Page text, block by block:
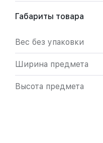
Габариты товара
Вес без упаковки
Ширина предмета
Высота предмета